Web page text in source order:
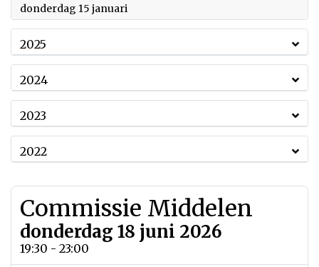
donderdag 15 januari
2025
2024
2023
2022
Commissie Middelen
donderdag 18 juni 2026
19:30 - 23:00